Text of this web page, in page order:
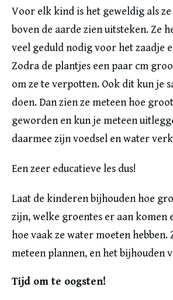
Voor elk kind is het geweldig als
boven de aarde zien uitsteken. Ze
veel geduld nodig voor het zaadje
Zodra de plantjes een paar cm
om ze te verpotten. Ook dit kun je
doen. Dan zien ze meteen hoe
geworden en kun je meteen
daarmee zijn voedsel en water
Een zeer educatieve les dus!
Laat de kinderen bijhouden hoe
zijn, welke groentes er aan komen
hoe vaak ze water moeten hebben.
meteen plannen, en het bijhouden
Tijd om te oogsten!